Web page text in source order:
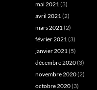
mai 2021(3)
avril 2021(2)
mars 2021(2)
février 2021(3)
janvier 2021(5)
décembre 2020(3)
novembre 2020(2)
octobre 2020(3)